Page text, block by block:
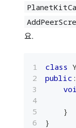
요.
class
public :
}
}